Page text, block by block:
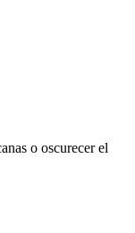
o oscurecer el